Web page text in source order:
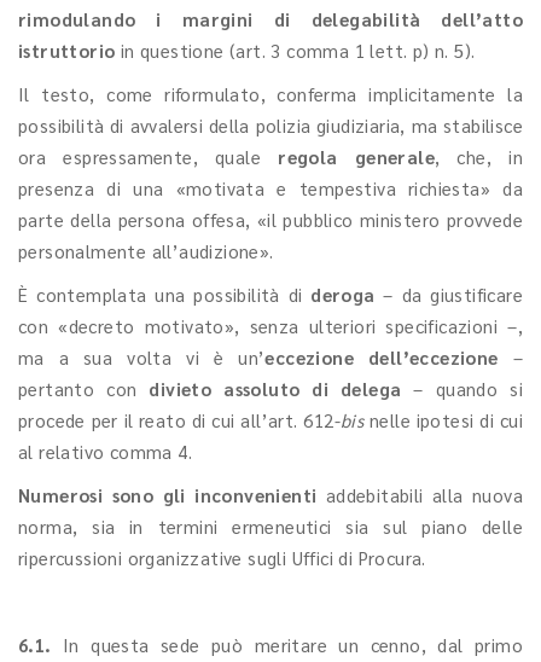
rimodulando i margini di delegabilità dell’atto
istruttorio in questione (art. 3 comma 1 lett. p) n. 5).
Il testo, come riformulato, conferma implicitamente la
possibilità di avvalersi della polizia giudiziaria, ma stabilisce
ora espressamente, quale regola generale, che, in
presenza di una «motivata e tempestiva richiesta» da
parte della persona offesa, «il pubblico ministero provvede
personalmente all’audizione».
È contemplata una possibilità di deroga – da giustificare
con «decreto motivato», senza ulteriori specificazioni –,
ma a sua volta vi è un’eccezione dell’eccezione –
pertanto con divieto assoluto di delega – quando si
procede per il reato di cui all’art. 612-bisnelle ipotesi di cui
al relativo comma 4.
Numerosi sono gli inconvenienti addebitabili alla nuova
norma, sia in termini ermeneutici sia sul piano delle
ripercussioni organizzative sugli Uffici di Procura.
6.1. In questa sede può meritare un cenno, dal primo